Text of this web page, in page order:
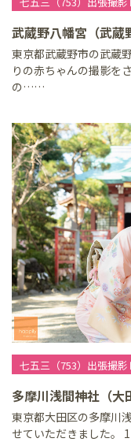
武蔵野八幡宮（武蔵
東京都武蔵野市の武蔵
りの赤ちゃんの撮影を
の……
七五三（753）出張撮影
多摩川浅間神社（大
東京都大田区の多摩川
せていただきました。